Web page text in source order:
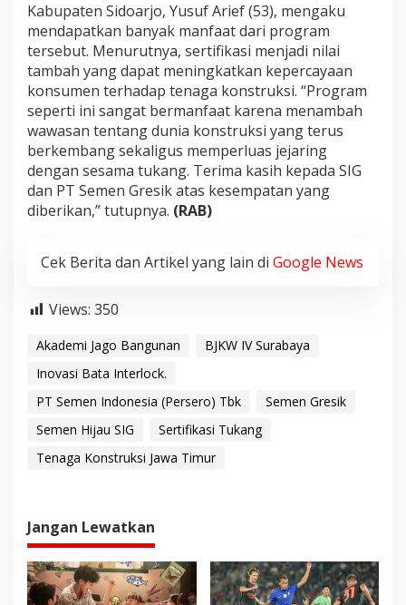
Kabupaten Sidoarjo, Yusuf Arief (53), mengaku
mendapatkan banyak manfaat dari program
tersebut. Menurutnya, sertifikasi menjadi nilai
tambah yang dapat meningkatkan kepercayaan
konsumen terhadap tenaga konstruksi. “Program
seperti ini sangat bermanfaat karena menambah
wawasan tentang dunia konstruksi yang terus
berkembang sekaligus memperluas jejaring
dengan sesama tukang. Terima kasih kepada SIG
dan PT Semen Gresik atas kesempatan yang
diberikan,” tutupnya. (RAB)
Cek Berita dan Artikel yang lain di Google News
Views: 350
Akademi Jago Bangunan
BJKW IV Surabaya
Inovasi Bata Interlock.
PT Semen Indonesia (Persero) Tbk
Semen Gresik
Semen Hijau SIG
Sertifikasi Tukang
Tenaga Konstruksi Jawa Timur
Jangan Lewatkan